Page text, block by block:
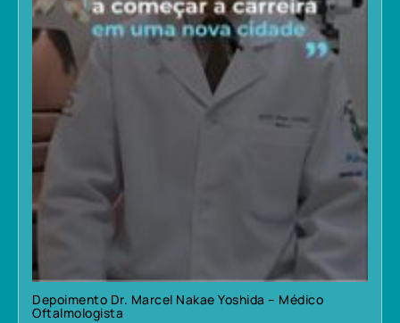
Depoimento Dr. Marcel Nakae Yoshida – Médico
Oftalmologista